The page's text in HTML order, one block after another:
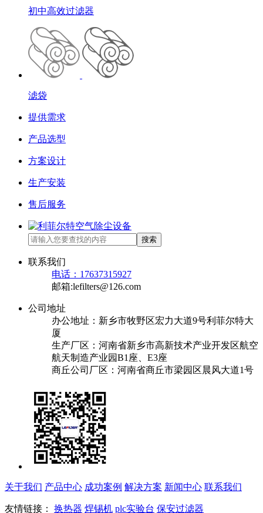
初中高效过滤器
滤袋
提供需求
产品选型
方案设计
生产安装
售后服务
搜索
联系我们
电话：17637315927
邮箱:lefilters@126.com
公司地址
办公地址：新乡市牧野区宏力大道9号利菲尔特大
厦
生产厂区：河南省新乡市高新技术产业开发区航空
航天制造产业园B1座、E3座
商丘公司厂区：河南省商丘市梁园区晨风大道1号
关于我们 产品中心 成功案例 解决方案 新闻中心 联系我们
友情链接： 换热器 焊锡机 plc实验台 保安过滤器